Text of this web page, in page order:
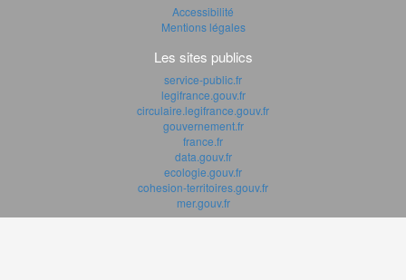
Accessibilité
Mentions légales
Les sites publics
service-public.fr
legifrance.gouv.fr
circulaire.legifrance.gouv.fr
gouvernement.fr
france.fr
data.gouv.fr
ecologie.gouv.fr
cohesion-territoires.gouv.fr
mer.gouv.fr